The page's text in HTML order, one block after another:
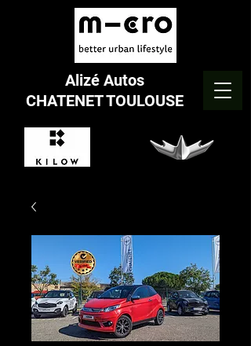
Alizé Autos
CHATENET TOULOUSE